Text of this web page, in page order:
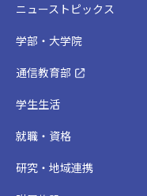
ニューストピックス
学部・大学院
通信教育部
学生生活
就職・資格
研究・地域連携